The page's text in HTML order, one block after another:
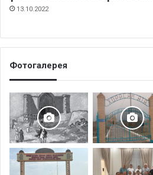
13.10.2022
Фотогалерея